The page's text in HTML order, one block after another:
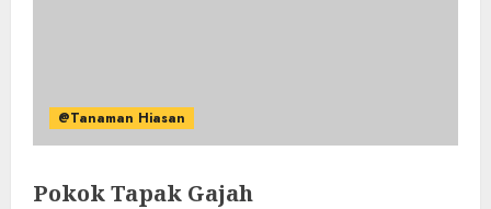
@Tanaman Hiasan
Pokok Tapak Gajah